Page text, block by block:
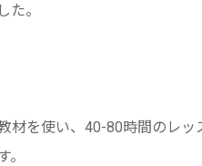
。
材を使い、40-80時間のレ